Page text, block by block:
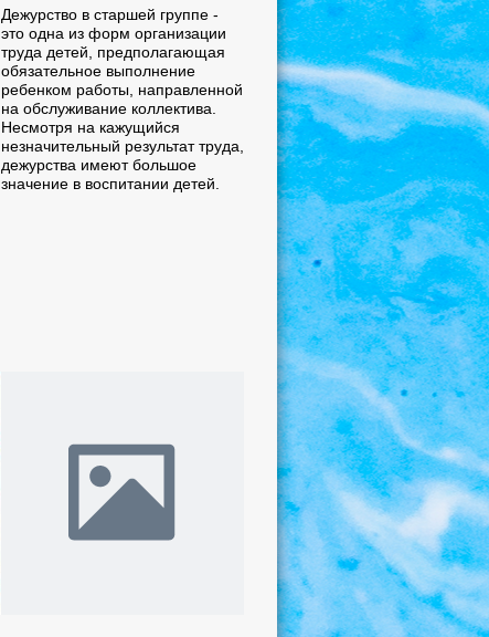
Дежурство в старшей группе -
это одна из форм организации
труда детей, предполагающая
обязательное выполнение
ребенком работы, направленной
на обслуживание коллектива.
Несмотря на кажущийся
незначительный результат труда,
дежурства имеют большое
значение в воспитании детей.